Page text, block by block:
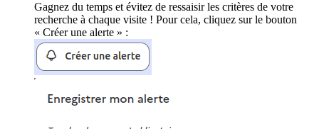
Gagnez du temps et évitez de ressaisir les critères de votre
recherche à chaque visite ! Pour cela, cliquez sur le bouton
« Créer une alerte » :